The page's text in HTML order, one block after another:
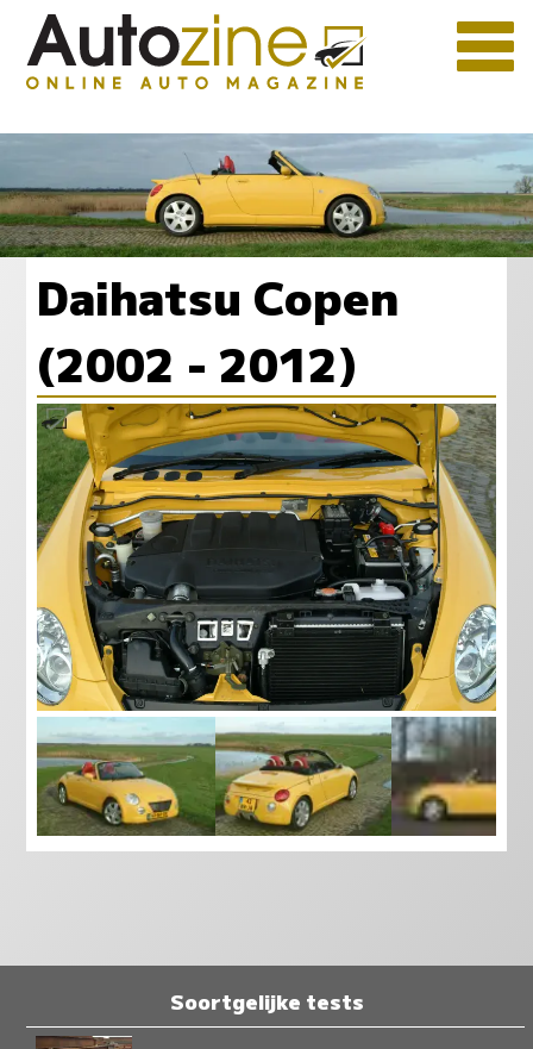
Daihatsu Copen
(2002 - 2012)
Soortgelijke tests